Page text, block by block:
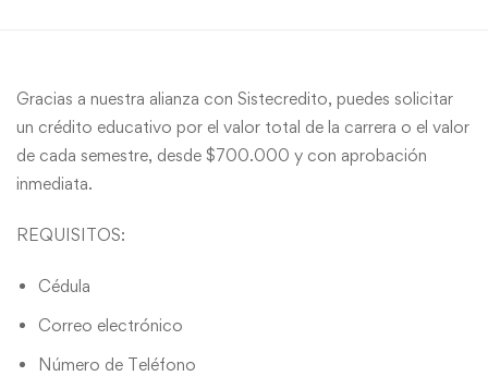
Gracias a nuestra alianza con Sistecredito, puedes solicitar
un crédito educativo por el valor total de la carrera o el valor
de cada semestre, desde $700.000 y con aprobación
inmediata.
REQUISITOS:
Cédula
Correo electrónico
Número de Teléfono